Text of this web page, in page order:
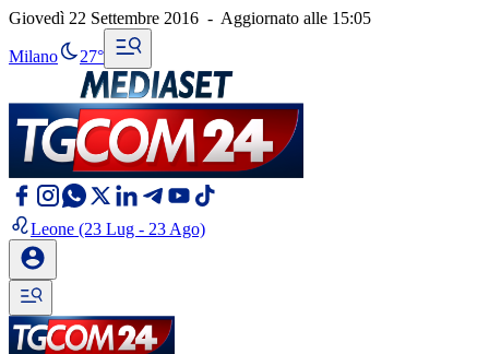
Giovedì 22 Settembre 2016 - Aggiornato alle 15:05
Milano 27°
Leone (23 Lug - 23 Ago)